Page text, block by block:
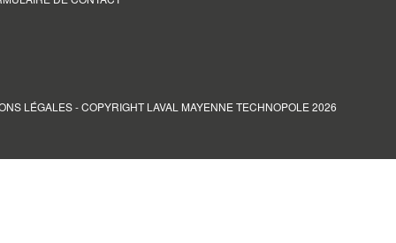
LÉGALES- COPYRIGHT LAVAL MAYENNE TECHNOPOLE 2026